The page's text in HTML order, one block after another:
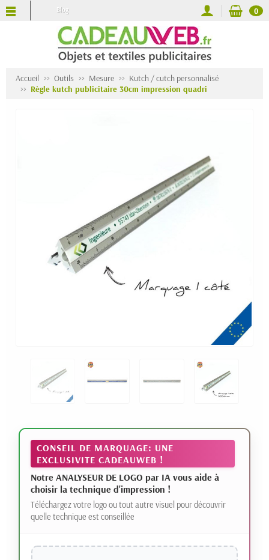
Blog 0
Accueil Outils Mesure
Kutch / cutch personnalisé
Règle kutch publicitaire 30cm impression quadri
CONSEIL DE MARQUAGE: UNE
EXCLUSIVITE CADEAUWEB !
Notre ANALYSEUR DE LOGO par IA vous aide à
choisir la technique d'impression !
Téléchargez votre logo ou tout autre visuel pour découvrir
quelle technique est conseillée